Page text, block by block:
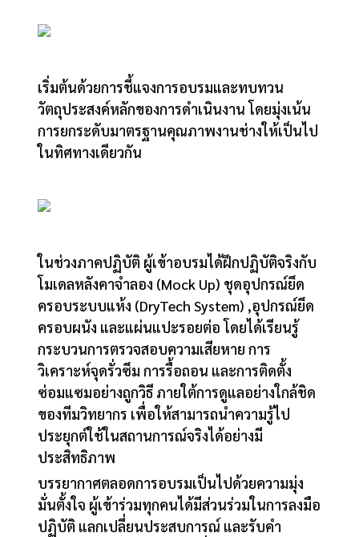
เริ่มต้นด้วยการชี้แจงการอบรมและทบทวน
วัตถุประสงค์หลักของการดำเนินงาน โดยมุ่งเน้น
การยกระดับมาตรฐานคุณภาพงานช่างให้เป็นไป
ในทิศทางเดียวกัน
ในช่วงภาคปฏิบัติ ผู้เข้าอบรมได้ฝึกปฏิบัติจริงกับ
โมเดลหลังคาจำลอง (Mock Up) ชุดอุปกรณ์ยึด
ครอบระบบแห้ง (DryTech System) ,อุปกรณ์ยึด
ครอบผนัง และแผ่นแปะรอยต่อ โดยได้เรียนรู้
กระบวนการตรวจสอบความเสียหาย การ
วิเคราะห์จุดรั่วซึม การรื้อถอน และการติดตั้ง
ซ่อมแซมอย่างถูกวิธี ภายใต้การดูแลอย่างใกล้ชิด
ของทีมวิทยากร เพื่อให้สามารถนำความรู้ไป
ประยุกต์ใช้ในสถานการณ์จริงได้อย่างมี
ประสิทธิภาพ
บรรยากาศตลอดการอบรมเป็นไปด้วยความมุ่ง
มั่นตั้งใจ ผู้เข้าร่วมทุกคนได้มีส่วนร่วมในการลงมือ
ปฏิบัติ แลกเปลี่ยนประสบการณ์ และรับคำ